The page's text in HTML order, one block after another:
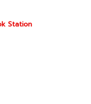
Station